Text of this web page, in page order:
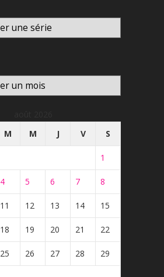
M M J V S
1
4 5 6 7 8
11 12 13 14 15
18 19 20 21 22
25 26 27 28 29